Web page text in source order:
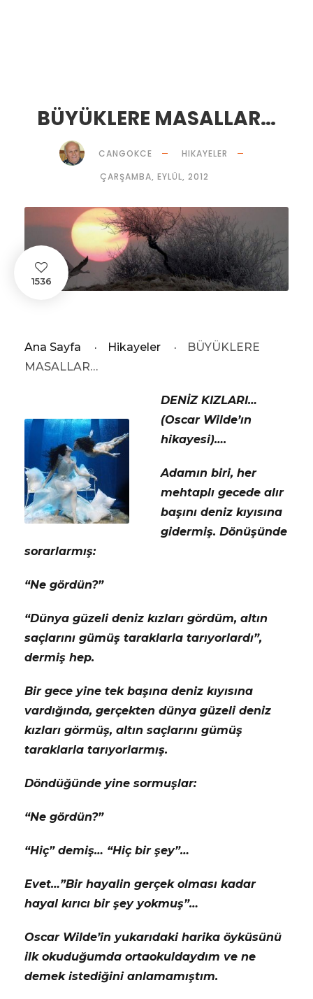
BÜYÜKLERE MASALLAR…
CANGOKCE
HIKAYELER
ÇARŞAMBA, EYLÜL, 2012
1536
Ana Sayfa · Hikayeler ·
BÜYÜKLERE
MASALLAR…
DENİZ KIZLARI…
(Oscar Wilde’ın
hikayesi)….
Adamın biri, her
mehtaplı gecede alır
başını deniz kıyısına
gidermiş. Dönüşünde
sorarlarmış:
“Ne gördün?”
“Dünya güzeli deniz kızları gördüm, altın
saçlarını gümüş taraklarla tarıyorlardı”,
dermiş hep.
Bir gece yine tek başına deniz kıyısına
vardığında, gerçekten dünya güzeli deniz
kızları görmüş, altın saçlarını gümüş
taraklarla tarıyorlarmış.
Döndüğünde yine sormuşlar:
“Ne gördün?”
“Hiç” demiş… “Hiç bir şey”…
Evet…”Bir hayalin gerçek olması kadar
hayal kırıcı bir şey yokmuş”…
Oscar Wilde’in yukarıdaki harika öyküsünü
ilk okuduğumda ortaokuldaydım ve ne
demek istediğini anlamamıştım.